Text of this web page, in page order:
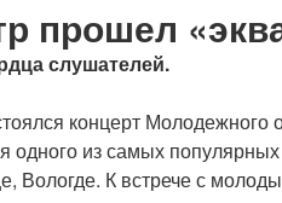
слушателей.
концерт
одного из самых
К встрече с